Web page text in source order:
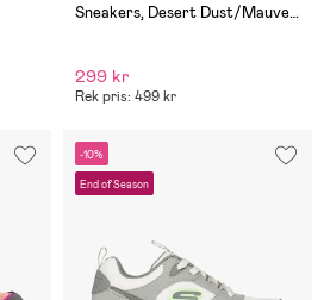
Sneakers, Desert Dust/Mauve
299 kr
Rek pris: 499 kr
-10%
End of Season